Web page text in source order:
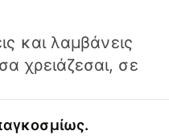
και λαμβάνεις
χρειάζεσαι, σε